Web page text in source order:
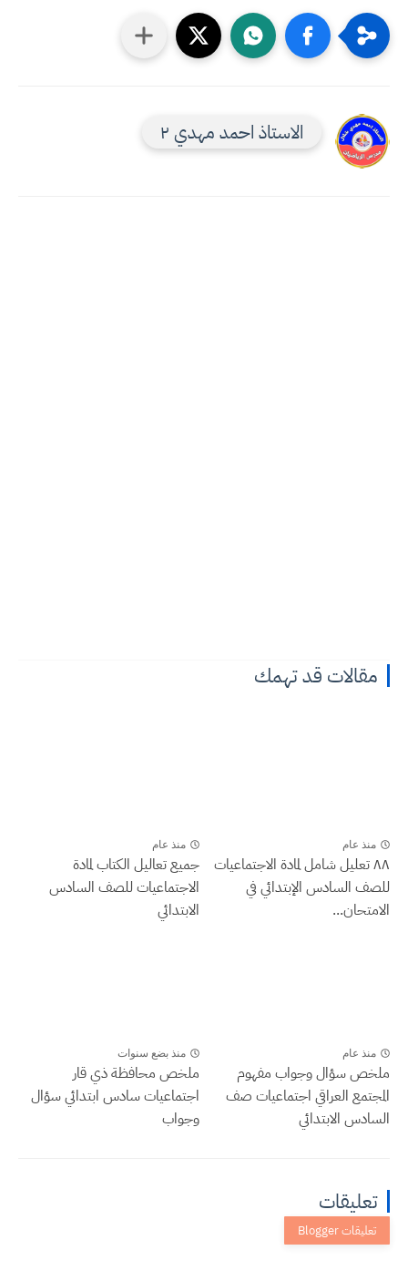
الاستاذ احمد مهدي ٢
مقالات قد تهمك
منذ عام
٨٨ تعليل شامل لمادة الاجتماعيات
للصف السادس الإبتدائي في
الامتحان...
منذ عام
جميع تعاليل الكتاب لمادة
الاجتماعيات للصف السادس
الابتدائي
منذ عام
ملخص سؤال وجواب مفهوم
المجتمع العراقي اجتماعيات صف
السادس الابتدائي
منذ بضع سنوات
ملخص محافظة ذي قار
اجتماعيات سادس ابتدائي سؤال
وجواب
تعليقات